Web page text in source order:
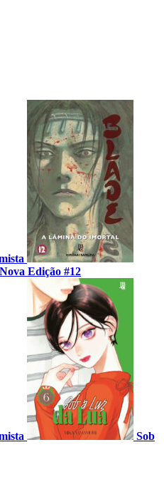
Edição #12
Sob